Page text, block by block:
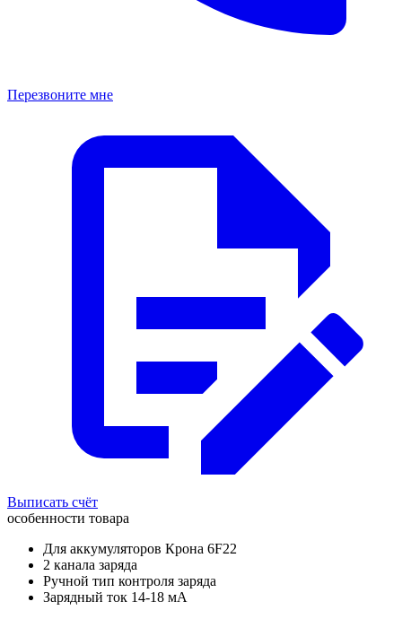
Перезвоните мне
Выписать счёт
особенности товара
Для аккумуляторов Крона 6F22
2 канала заряда
Ручной тип контроля заряда
Зарядный ток 14-18 мА